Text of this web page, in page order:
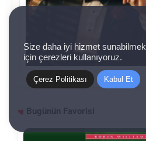
Bugünün Favorisi
Size daha iyi hizmet sunabilmek
için çerezleri kullanıyoruz.
Çerez Politikası Kabul Et